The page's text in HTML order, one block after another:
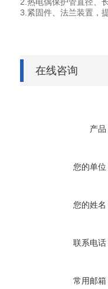
3.紧固件、法兰装置，
在线咨询
产品
您的单位
您的姓名
联系电话
常用邮箱